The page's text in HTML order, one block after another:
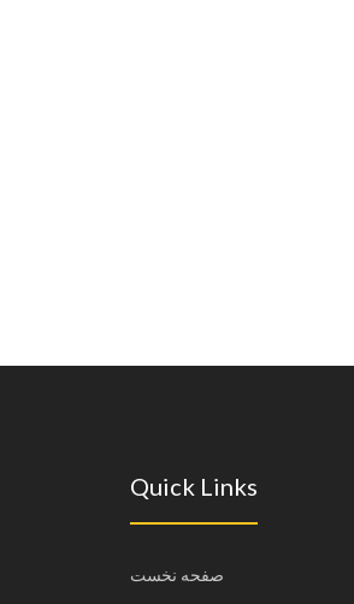
Quick Links
صفحه نخست